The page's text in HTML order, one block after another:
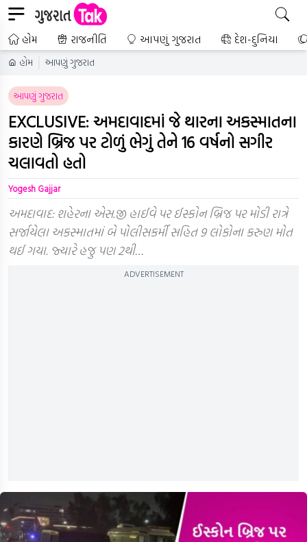
હોમ રાજનીતિ આપણું ગુજરાત દેશ-દુનિયા
હોમ આપણું ગુજરાત
આપણું ગુજરાત
EXCLUSIVE: અમદાવાદમાં જે થારના અકસ્માતના
કારણે બ્રિજ પર ટોળું ભેગું તેને 16 વર્ષનો સગીર
ચલાવતો હતો
Yogesh Gajjar
અમદાવાદ: શહેરના એસ.જી હાઈવે પર ઈસ્કોન બ્રિજ પર મોડી રાત્રે
સર્જાયેલા અકસ્માતમાં બે પોલીસકર્મી સહિત 9 લોકોના કરુણ મોત
થઈ ગયા. જ્યારે હજુ પણ 2થી…
ADVERTISEMENT